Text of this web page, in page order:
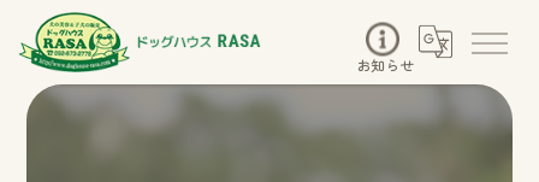
お知らせ